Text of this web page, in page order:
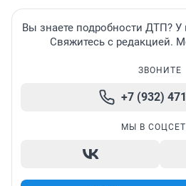
Вы знаете подробности ДТП? У
Свяжитесь с редакцией.
ЗВОНИТЕ
+7 (932)
МЫ В